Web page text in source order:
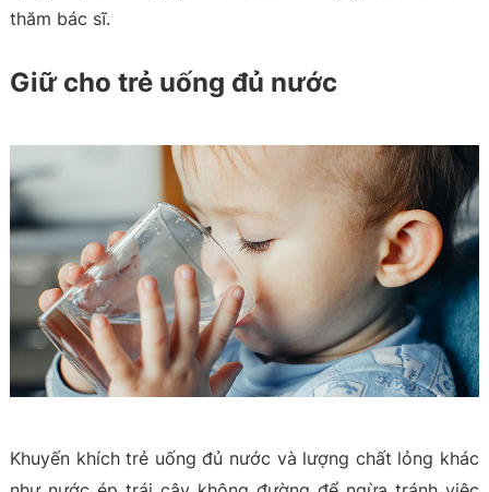
thăm bác sĩ.
Giữ cho trẻ uống đủ nước
Khuyến khích trẻ uống đủ nước và lượng chất lỏng khác